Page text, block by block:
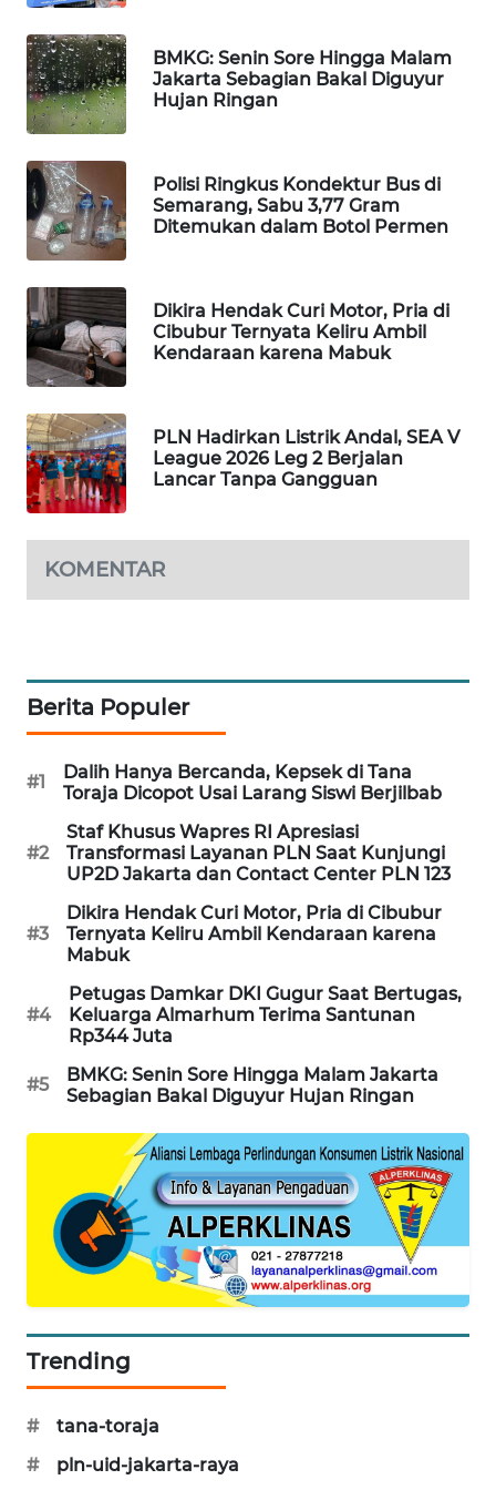
BMKG: Senin Sore Hingga Malam
Jakarta Sebagian Bakal Diguyur
Hujan Ringan
Polisi Ringkus Kondektur Bus di
Semarang, Sabu 3,77 Gram
Ditemukan dalam Botol Permen
Dikira Hendak Curi Motor, Pria di
Cibubur Ternyata Keliru Ambil
Kendaraan karena Mabuk
PLN Hadirkan Listrik Andal, SEA V
League 2026 Leg 2 Berjalan
Lancar Tanpa Gangguan
KOMENTAR
Berita Populer
#1
Dalih Hanya Bercanda, Kepsek di Tana
Toraja Dicopot Usai Larang Siswi Berjilbab
#2
Staf Khusus Wapres RI Apresiasi
Transformasi Layanan PLN Saat Kunjungi
UP2D Jakarta dan Contact Center PLN 123
#3
Dikira Hendak Curi Motor, Pria di Cibubur
Ternyata Keliru Ambil Kendaraan karena
Mabuk
#4
Petugas Damkar DKI Gugur Saat Bertugas,
Keluarga Almarhum Terima Santunan
Rp344 Juta
#5
BMKG: Senin Sore Hingga Malam Jakarta
Sebagian Bakal Diguyur Hujan Ringan
Trending
#
tana-toraja
#
pln-uid-jakarta-raya
MAWAKA
ID
MARTABAT
PLN
WATCH
MKLI
LPKKI
KOPEKLIN
PORTAL
KONSUMEN
FORWAMKI
FORJASIDA
TAMBANG
NEWS
SITUNGIR
NEWS
SIDIKALANG
NEWS
SIBARAGAS
NEWS
METRO
SIANTAR
METRO
MEDAN
NEWS
JAKARTA
NEWS
KRT